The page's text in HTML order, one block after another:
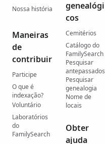
Nossa história
Maneiras
de
contribuir
Participe
O que é
indexação?
Voluntário
Laboratórios
do
FamilySearch
genealógi
cos
Cemitérios
Catálogo do
FamilySearch
Pesquisar
antepassados
Pesquisar
genealogia
Nome de
locais
Obter
ajuda